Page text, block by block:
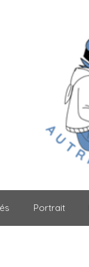
Portrait